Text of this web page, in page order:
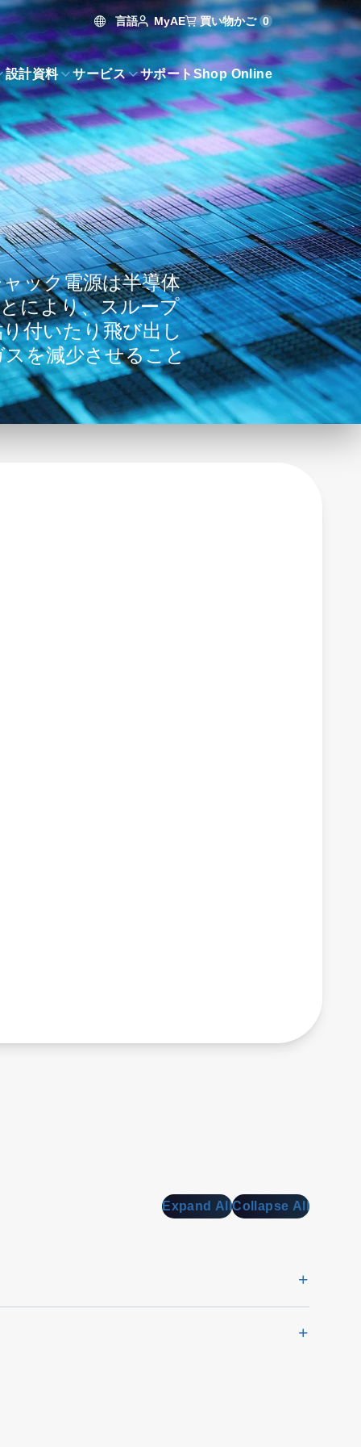
言語 MyAE 買い物かご 0
設計資料 サービス サポートShop Online
ック電源は半導体
により、スループ
付いたり飛び出し
を減少させること
Expand AllCollapse All